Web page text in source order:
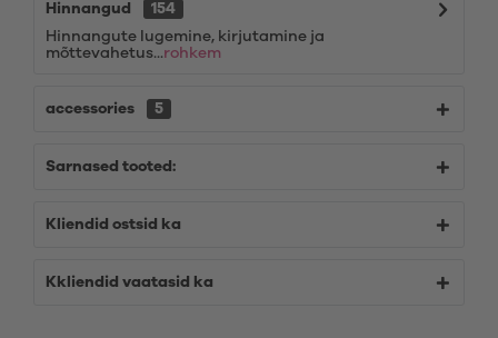
Hinnangud
154
Hinnangute lugemine, kirjutamine ja
mõttevahetus...rohkem
accessories 5
Sarnased tooted:
Kliendid ostsid ka
Kkliendid vaatasid ka